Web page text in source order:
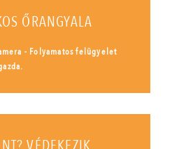
ŐRANGYALA
- Folyamatos felügyelet